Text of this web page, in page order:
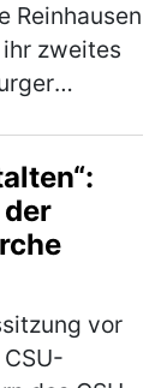
Reinhausen
zweites
der
vor